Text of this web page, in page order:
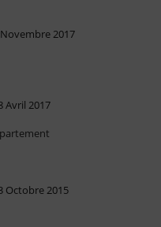
2017
Avril 2017
Octobre 2015